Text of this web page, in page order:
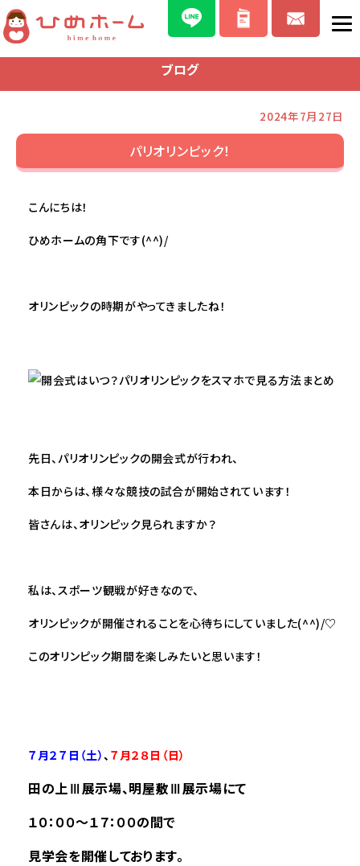
ブログ
2024年7月27日
パリオリンピック！
こんにちは！
ひめホームの角下です(^^)/
オリンピックの時期がやってきましたね！
先日、パリオリンピックの開会式が行われ、
本日からは、様々な競技の試合が開始されています！
皆さんは、オリンピック見られますか？
私は、スポーツ観戦が好きなので、
オリンピックが開催されることを心待ちにしていました(^^)/♡
このオリンピック期間を楽しみたいと思います！
７月２７ 日（土）、 ７月２８日（日）
田の上Ⅲ展示場、明屋敷Ⅲ展示場にて
１０：００～１７：００の間で
見学会を開催しております。